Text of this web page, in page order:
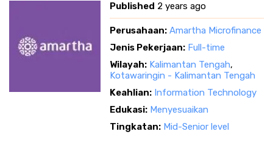
Published 2 years ago
Perusahaan: Amartha Microfinance
Jenis Pekerjaan: Full-time
Wilayah: Kalimantan Tengah,
Kotawaringin - Kalimantan Tengah
Keahlian: Information Technology
Edukasi: Menyesuaikan
Tingkatan: Mid-Senior level